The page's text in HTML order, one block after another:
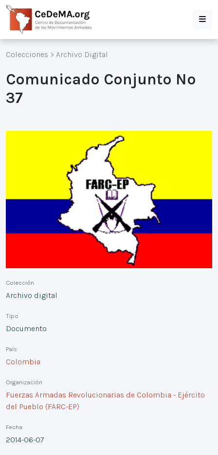
Colecciones > Archivo Digital
Comunicado Conjunto Nº
37
Colección
Archivo digital
Tipo
Documento
País
Colombia
Organización
Fuerzas Armadas Revolucionarias de Colombia - Ejército
del Pueblo (FARC-EP)
Fecha
2014-06-07